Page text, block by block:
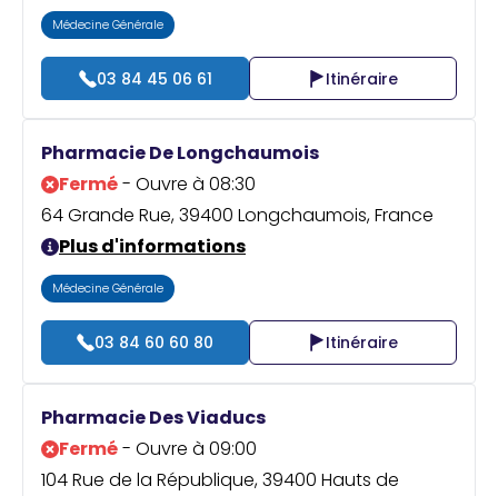
Médecine Générale
03 84 45 06 61 Itinéraire
Pharmacie De Longchaumois
Fermé- Ouvre à 08:30
64 Grande Rue, 39400 Longchaumois, France
Plus d'informations
Médecine Générale
03 84 60 60 80 Itinéraire
Pharmacie Des Viaducs
Fermé- Ouvre à 09:00
104 Rue de la République, 39400 Hauts de